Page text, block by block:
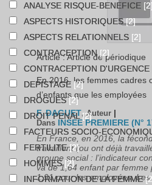
Article : Article de périodique
En 2016, les femmes cadres
d’enfants que les employées
F. DAGUET, Auteur |
Dans INSEE PREMIERE (N°
En France, en 2016, la
travaillent (ou ont déjà
groupe social : l’indicateur
va de 1,64 enfant par femme
1,91 pour les employées.
ANALYSE RISQUE-BENEFICE [2]
ASPECTS HISTORIQUES[2]
ASPECTS RELATIONNELS [2]
CONTRACEPTION [2]
CONTRACEPTION D'URGENCE
DEPISTAGE [2]
DROGUES[2]
DROIT PENAL[2]
FACTEURS SOCIO-
FERTILITE[2]
HOMMES[2]
INFORMATION DE LA FEMME